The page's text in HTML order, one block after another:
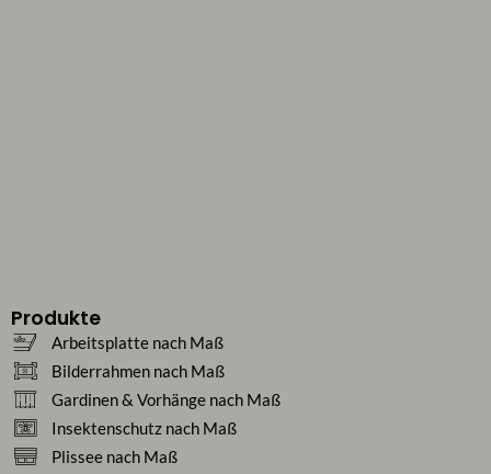
Produkte
Arbeitsplatte nach Maß
Bilderrahmen nach Maß
Gardinen & Vorhänge nach Maß
Insektenschutz nach Maß
Plissee nach Maß